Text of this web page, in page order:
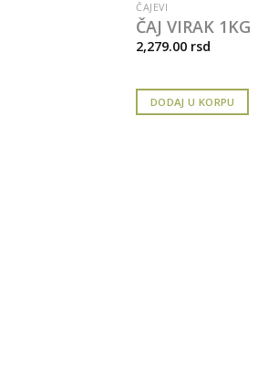
ČAJEVI
ČAJ VIRAK 1KG
2,279.00 rsd
DODAJ U KORPU